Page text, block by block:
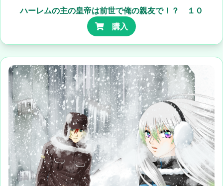
ハーレムの主の皇帝は前世で俺の親友で！？ １０
購入